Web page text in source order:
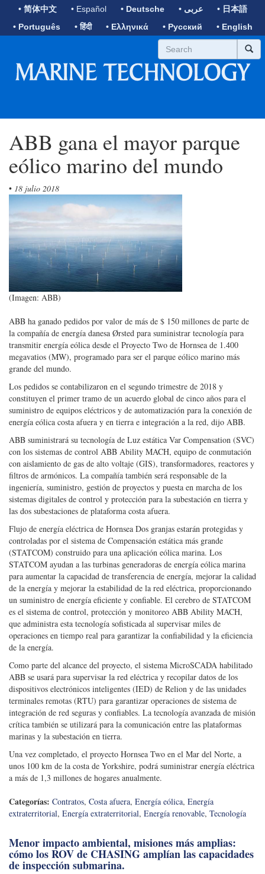
• 简体中文 • Español • Deutsche • عربى
• 日本語
• Português
• हिंदी • Ελληνικά • Русский • English
ABB gana el mayor parque
eólico marino del mundo
• 18 julio 2018
(Imagen: ABB)
ABB ha ganado pedidos por valor de más de $ 150 millones de parte de
la compañía de energía danesa Ørsted para suministrar tecnología para
transmitir energía eólica desde el Proyecto Two de Hornsea de 1.400
megavatios (MW), programado para ser el parque eólico marino más
grande del mundo.
Los pedidos se contabilizaron en el segundo trimestre de 2018 y
constituyen el primer tramo de un acuerdo global de cinco años para el
suministro de equipos eléctricos y de automatización para la conexión de
energía eólica costa afuera y en tierra e integración a la red, dijo ABB.
ABB suministrará su tecnología de Luz estática Var Compensation (SVC)
con los sistemas de control ABB Ability MACH, equipo de conmutación
con aislamiento de gas de alto voltaje (GIS), transformadores, reactores y
filtros de armónicos. La compañía también será responsable de la
ingeniería, suministro, gestión de proyectos y puesta en marcha de los
sistemas digitales de control y protección para la subestación en tierra y
las dos subestaciones de plataforma costa afuera.
Flujo de energía eléctrica de Hornsea Dos granjas estarán protegidas y
controladas por el sistema de Compensación estática más grande
(STATCOM) construido para una aplicación eólica marina. Los
STATCOM ayudan a las turbinas generadoras de energía eólica marina
para aumentar la capacidad de transferencia de energía, mejorar la calidad
de la energía y mejorar la estabilidad de la red eléctrica, proporcionando
un suministro de energía eficiente y confiable. El cerebro de STATCOM
es el sistema de control, protección y monitoreo ABB Ability MACH,
que administra esta tecnología sofisticada al supervisar miles de
operaciones en tiempo real para garantizar la confiabilidad y la eficiencia
de la energía.
Como parte del alcance del proyecto, el sistema MicroSCADA habilitado
ABB se usará para supervisar la red eléctrica y recopilar datos de los
dispositivos electrónicos inteligentes (IED) de Relion y de las unidades
terminales remotas (RTU) para garantizar operaciones de sistema de
integración de red seguras y confiables. La tecnología avanzada de misión
crítica también se utilizará para la comunicación entre las plataformas
marinas y la subestación en tierra.
Una vez completado, el proyecto Hornsea Two en el Mar del Norte, a
unos 100 km de la costa de Yorkshire, podrá suministrar energía eléctrica
a más de 1,3 millones de hogares anualmente.
Categorías: Contratos, Costa afuera, Energía eólica, Energía
extraterritorial, Energía extraterritorial, Energía renovable, Tecnología
Menor impacto ambiental, misiones más amplias:
cómo los ROV de CHASING amplían las capacidades
de inspección submarina.